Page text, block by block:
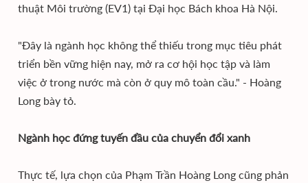
thuật Môi trường (EV1) tại Đại học Bách khoa Hà Nội.
"Đây là ngành học không thể thiếu trong mục tiêu phát
triển bền vững hiện nay, mở ra cơ hội học tập và làm
việc ở trong nước mà còn ở quy mô toàn cầu." - Hoàng
Long bày tỏ.
Ngành học đứng tuyến đầu của chuyển đổi xanh
Thực tế, lựa chọn của Phạm Trần Hoàng Long cũng phản